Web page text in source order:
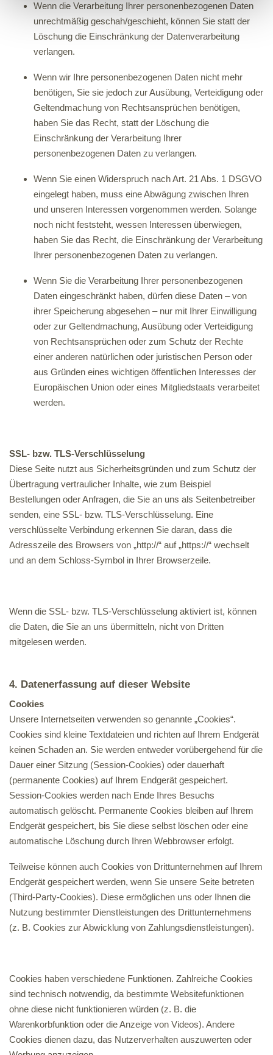
Wenn die Verarbeitung Ihrer personenbezogenen Daten
unrechtmäßig geschah/geschieht, können Sie statt der
Löschung die Einschränkung der Datenverarbeitung
verlangen.
Wenn wir Ihre personenbezogenen Daten nicht mehr
benötigen, Sie sie jedoch zur Ausübung, Verteidigung oder
Geltendmachung von Rechtsansprüchen benötigen,
haben Sie das Recht, statt der Löschung die
Einschränkung der Verarbeitung Ihrer
personenbezogenen Daten zu verlangen.
Wenn Sie einen Widerspruch nach Art. 21 Abs. 1 DSGVO
eingelegt haben, muss eine Abwägung zwischen Ihren
und unseren Interessen vorgenommen werden. Solange
noch nicht feststeht, wessen Interessen überwiegen,
haben Sie das Recht, die Einschränkung der Verarbeitung
Ihrer personenbezogenen Daten zu verlangen.
Wenn Sie die Verarbeitung Ihrer personenbezogenen
Daten eingeschränkt haben, dürfen diese Daten – von
ihrer Speicherung abgesehen – nur mit Ihrer Einwilligung
oder zur Geltendmachung, Ausübung oder Verteidigung
von Rechtsansprüchen oder zum Schutz der Rechte
einer anderen natürlichen oder juristischen Person oder
aus Gründen eines wichtigen öffentlichen Interesses der
Europäischen Union oder eines Mitgliedstaats verarbeitet
werden.
SSL- bzw. TLS-Verschlüsselung
Diese Seite nutzt aus Sicherheitsgründen und zum Schutz der
Übertragung vertraulicher Inhalte, wie zum Beispiel
Bestellungen oder Anfragen, die Sie an uns als Seitenbetreiber
senden, eine SSL- bzw. TLS-Verschlüsselung. Eine
verschlüsselte Verbindung erkennen Sie daran, dass die
Adresszeile des Browsers von „http://“ auf „https://“ wechselt
und an dem Schloss-Symbol in Ihrer Browserzeile.
Wenn die SSL- bzw. TLS-Verschlüsselung aktiviert ist, können
die Daten, die Sie an uns übermitteln, nicht von Dritten
mitgelesen werden.
4. Datenerfassung auf dieser Website
Cookies
Unsere Internetseiten verwenden so genannte „Cookies“.
Cookies sind kleine Textdateien und richten auf Ihrem Endgerät
keinen Schaden an. Sie werden entweder vorübergehend für die
Dauer einer Sitzung (Session-Cookies) oder dauerhaft
(permanente Cookies) auf Ihrem Endgerät gespeichert.
Session-Cookies werden nach Ende Ihres Besuchs
automatisch gelöscht. Permanente Cookies bleiben auf Ihrem
Endgerät gespeichert, bis Sie diese selbst löschen oder eine
automatische Löschung durch Ihren Webbrowser erfolgt.
Teilweise können auch Cookies von Drittunternehmen auf Ihrem
Endgerät gespeichert werden, wenn Sie unsere Seite betreten
(Third-Party-Cookies). Diese ermöglichen uns oder Ihnen die
Nutzung bestimmter Dienstleistungen des Drittunternehmens
(z. B. Cookies zur Abwicklung von Zahlungsdienstleistungen).
Cookies haben verschiedene Funktionen. Zahlreiche Cookies
sind technisch notwendig, da bestimmte Websitefunktionen
ohne diese nicht funktionieren würden (z. B. die
Warenkorbfunktion oder die Anzeige von Videos). Andere
Cookies dienen dazu, das Nutzerverhalten auszuwerten oder